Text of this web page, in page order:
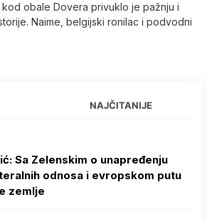
obale Dovera privuklo je pažnju i
Naime, belgijski ronilac i podvodni
NAJČITANIJE
Sa Zelenskim o unapređenju
odnosa i evropskom putu
zemlje